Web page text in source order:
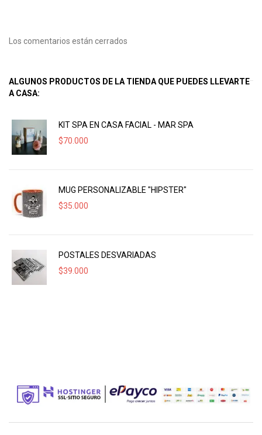
Los comentarios están cerrados
ALGUNOS PRODUCTOS DE LA TIENDA QUE PUEDES LLEVARTE
A CASA:
KIT SPA EN CASA FACIAL - MAR SPA
$70.000
MUG PERSONALIZABLE "HIPSTER"
$35.000
POSTALES DESVARIADAS
$39.000